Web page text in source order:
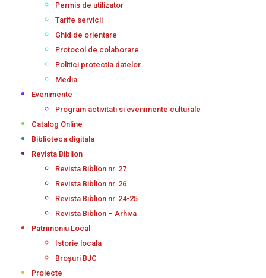
Permis de utilizator
Tarife servicii
Ghid de orientare
Protocol de colaborare
Politici protectia datelor
Media
Evenimente
Program activitati si evenimente culturale
Catalog Online
Biblioteca digitala
Revista Biblion
Revista Biblion nr. 27
Revista Biblion nr. 26
Revista Biblion nr. 24-25
Revista Biblion – Arhiva
Patrimoniu Local
Istorie locala
Broșuri BJC
Proiecte